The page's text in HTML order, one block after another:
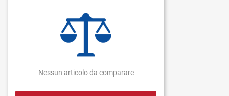
Nessun articolo da comparare